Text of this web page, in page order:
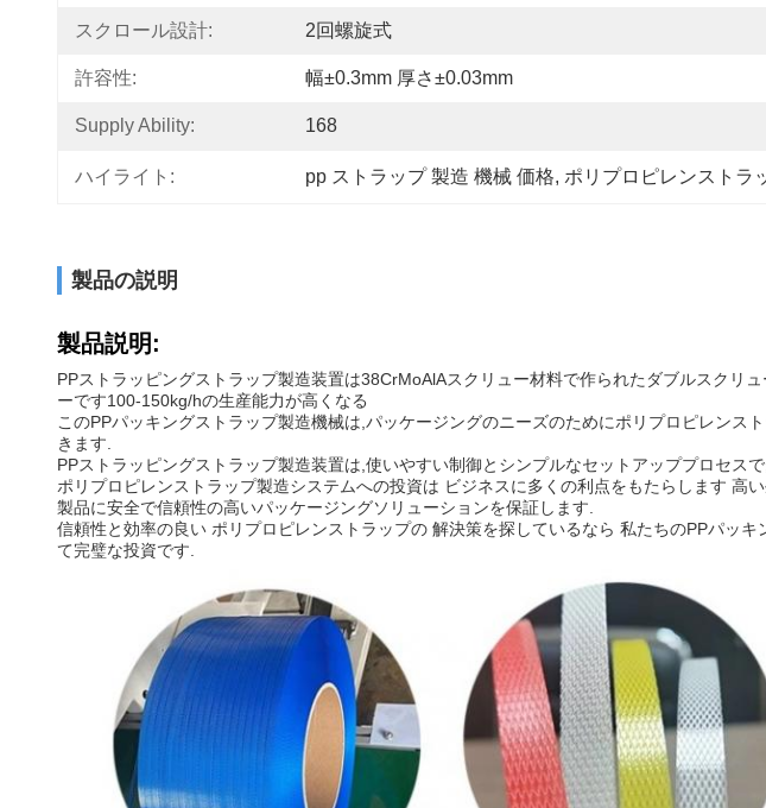
スクロール設計: 2回螺旋式
許容性: 幅±0.3mm 厚さ±0.03mm
Supply Ability: 168
ハイライト: pp ストラップ 製造 機械 価格, ポリプロピレンストラ
製品の説明
製品説明:
PPストラッピングストラップ製造装置は38CrMoAlAスクリュー材料で作られたダブルスクリ
ーです100-150kg/hの生産能力が高くなる
このPPパッキングストラップ製造機械は,パッケージングのニーズのためにポリプロピレン
きます.
PPストラッピングストラップ製造装置は,使いやすい制御とシンプルなセットアッププロセ
ポリプロピレンストラップ製造システムへの投資は ビジネスに多くの利点をもたらします
製品に安全で信頼性の高いパッケージングソリューションを保証します.
信頼性と効率の良い ポリプロピレンストラップの 解決策を探しているなら 私たちのPPパッ
て完璧な投資です.